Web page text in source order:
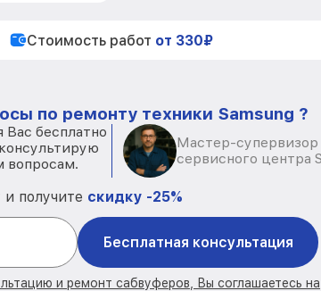
Стоимость работ от 330₽
по ремонту техники Samsung ?
бесплатно
вопросам.
Мастер-супервизор
сервисного центра
получите скидку -25%
Бесплатная консультация
и ремонт сабвуферов, Вы соглашаетесь на